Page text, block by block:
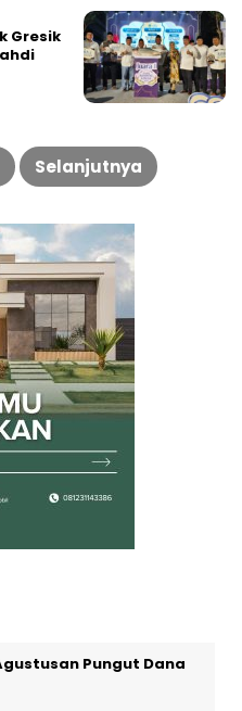
Gresik
Selanjutnya
Pungut Dana